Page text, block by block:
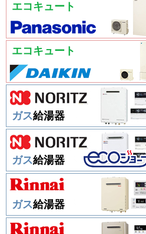
エコキュート
エコキュート
ガス給湯器
ガス給湯器
ガス給湯器